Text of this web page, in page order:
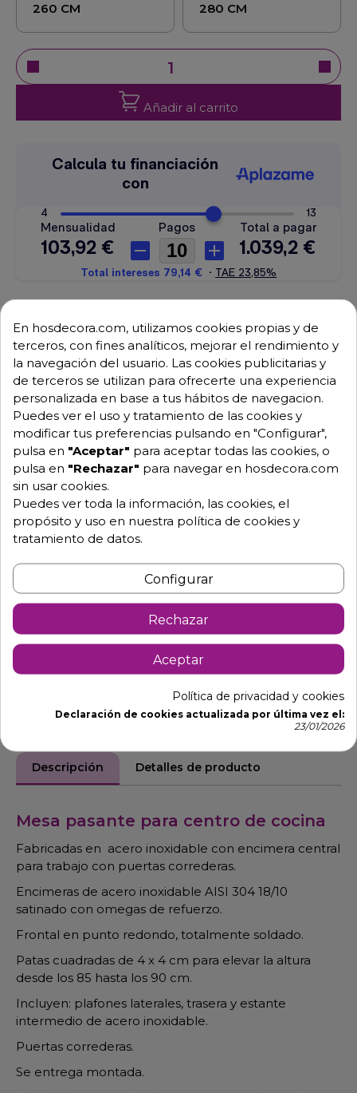
260 CM 280 CM
Añadir al carrito
Envío GRATUITO a partir de 500 € (IVA excl.)
Equipo de expertos a tu servicio.
Garantía mínima de 1 año.
Pago 100% seguro.
Consulta tus dudas con nosotros.
976 25 59 91
info@hosdecora.com
Pide tu presupuesto
Descripción Detalles de producto
Mesa pasante para centro de cocina
Fabricadas en acero inoxidable con encimera central
para trabajo con puertas correderas.
Encimeras de acero inoxidable AISI 304 18/10
satinado con omegas de refuerzo.
Frontal en punto redondo, totalmente soldado.
Patas cuadradas de 4 x 4 cm para elevar la altura
desde los 85 hasta los 90 cm.
Incluyen: plafones laterales, trasera y estante
intermedio de acero inoxidable.
Puertas correderas.
Se entrega montada.
En hosdecora.com, utilizamos cookies propias y de
terceros, con fines analíticos, mejorar el rendimiento y
la navegación del usuario. Las cookies publicitarias y
de terceros se utilizan para ofrecerte una experiencia
personalizada en base a tus hábitos de navegacion.
Puedes ver el uso y tratamiento de las cookies y
modificar tus preferencias pulsando en "Configurar",
pulsa en "Aceptar" para aceptar todas las cookies, o
pulsa en "Rechazar" para navegar en hosdecora.com
sin usar cookies.
Puedes ver toda la información, las cookies, el
propósito y uso en nuestra política de cookies y
tratamiento de datos.
Configurar
Rechazar
Aceptar
Política de privacidad y cookies
Declaración de cookies actualizada por última vez el:
23/01/2026